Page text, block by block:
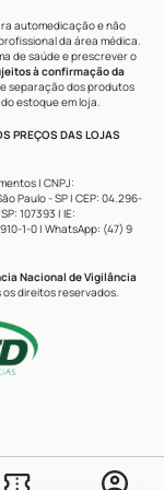
automedicação e não
da área médica.
de saúde e prescrever o
à confirmação da
separação dos produtos
estoque em loja.
PREÇOS DAS LOJAS
| CNPJ:
Paulo - SP | CEP: 04.296-
107393 | IE:
1-0 | WhatsApp: (47) 9
Nacional de Vigilância
os direitos reservados.